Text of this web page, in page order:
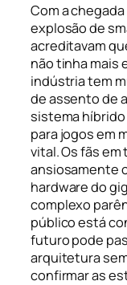
Com a
explosão de
acreditavam
não tinha mais
indústria tem
de assento de
sistema
parajogos em
vital. Os fãs
ansiosamente
hardware do
complexo
público está
futuro pode
arquitetura
confirmar as